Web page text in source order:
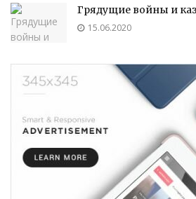
Грядущие войны и
15.06.2020